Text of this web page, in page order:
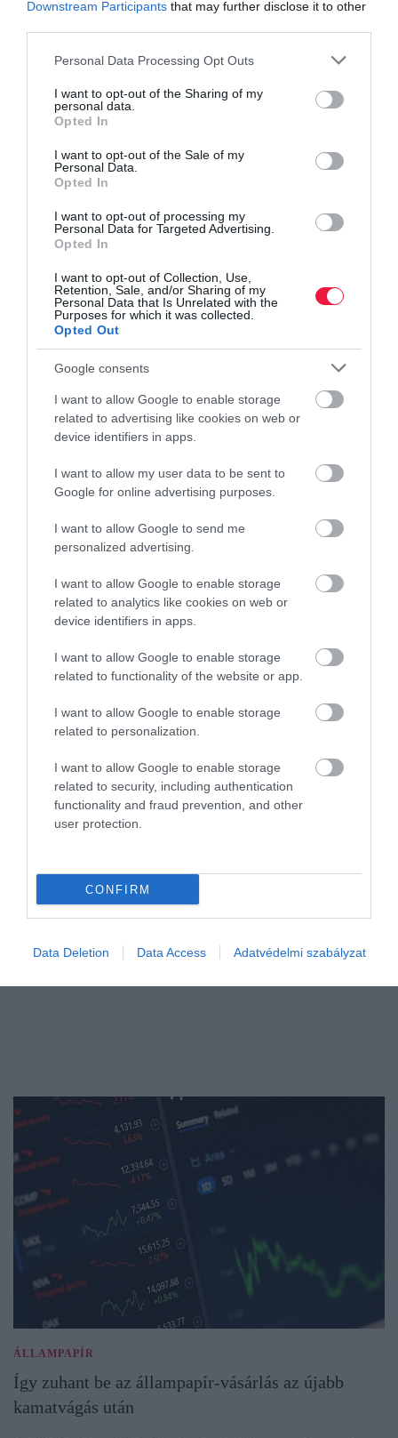
Downstream Participants that may further disclose it to other
Please note that this website/app uses one or more Google
not limited to your visit or usage behaviour. You may click to
grant or deny consent to Google and its third-party tags to
use your data for below specified purposes in below Google
consent section.
Personal Data Processing Opt Outs
I want to opt-out of the Sharing of my
personal data.
Opted In
I want to opt-out of the Sale of my
Personal Data.
Opted In
I want to opt-out of processing my
Personal Data for Targeted Advertising.
Opted In
I want to opt-out of Collection, Use,
Retention, Sale, and/or Sharing of my
Personal Data that Is Unrelated with the
Purposes for which it was collected.
Opted Out
Google consents
I want to allow Google to enable storage
related to advertising like cookies on web or
device identifiers in apps.
I want to allow my user data to be sent to
Google for online advertising purposes.
I want to allow Google to send me
personalized advertising.
I want to allow Google to enable storage
related to analytics like cookies on web or
device identifiers in apps.
I want to allow Google to enable storage
related to functionality of the website or app.
I want to allow Google to enable storage
related to personalization.
I want to allow Google to enable storage
related to security, including authentication
functionality and fraud prevention, and other
user protection.
CONFIRM
Data Deletion Data Access Adatvédelmi szabályzat
Állampapír: Jön az új sorozat, ekkora kamattal
állampapír online vásárlás karbantartás webkincstár
futamidő?
A bankok többségénél már 8 éves futamidőre is felvehető
személyi hitel, sőt, akad példa 10 évesre is. Igaz, ekkor a
visszafizetendő összeg is nagyobb. Ám vannak élethelyezetek,
amikor ez a legjobb…
ÁLLAMPAPÍR
Így zuhant be az állampapír-vásárlás az újabb
kamatvágás után